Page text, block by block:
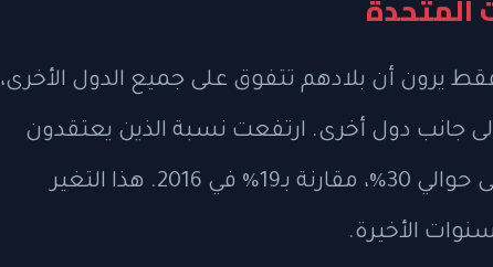
يرون أن بلادهم تتفوق على جميع الدول الأخرى،
الدول إلى جانب دول أخرى. ارتفعت نسبة الذين يعتقدون
بوجود دول أفضل من الولايات المتحدة إلى حوالي 30%، مقارنة بـ19% في 2016. هذا التغير
الأخيرة.